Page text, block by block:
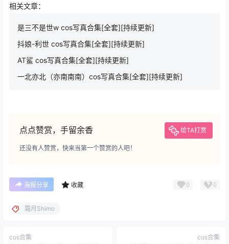
相关文章：
是三不是世w cos写真合集[全套][持续更新]
抖娘-利世 cos写真合集[全套][持续更新]
AT鲨 cos写真合集[全套][持续更新]
一北亦北（亦南南南）cos写真合集[全套][持续更新]
点点赞赏，手留余香 给TA打赏
还没有人赞赏，快来当第一个赞赏的人吧！
海报分享 收藏 0 0
霜月Shimo
cos合集 cos合集